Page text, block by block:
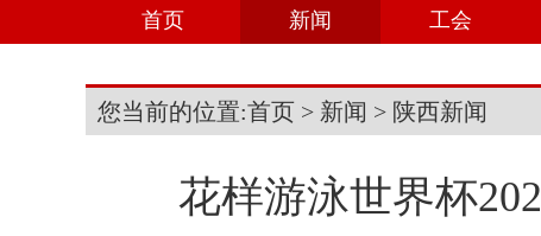
首页 新闻 工会
您当前的位置:首页 > 新闻 > 陕西新闻
花样游泳世界杯